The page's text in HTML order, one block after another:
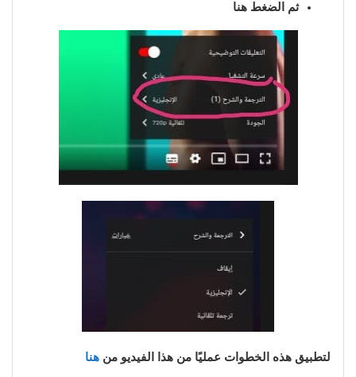
ثم الضغط هنا
لتطبيق هذه الخطوات عمليًا من هذا الفيديو من هنا